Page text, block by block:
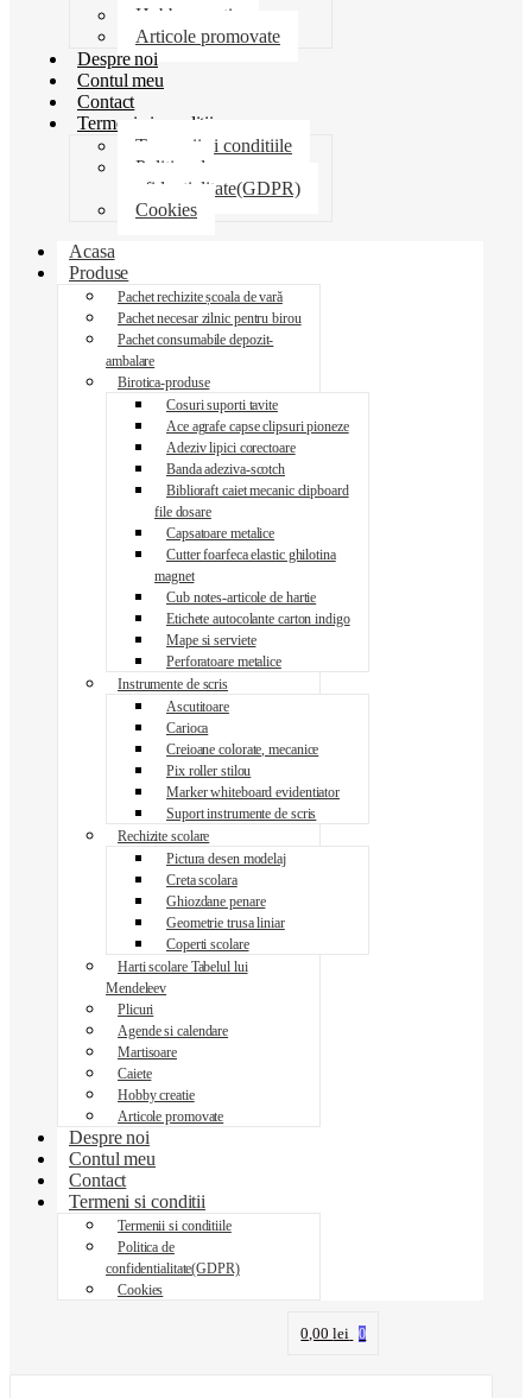
Hobby creatie
Articole promovate
Despre noi
Contul meu
Contact
Termeni si conditii
Termenii si conditiile
Politica de
confidentialitate(GDPR)
Cookies
Acasa
Produse
Pachet rechizite școala de vară
Pachet necesar zilnic pentru birou
Pachet consumabile depozit-
ambalare
Birotica-produse
Cosuri suporti tavite
Ace agrafe capse clipsuri pioneze
Adeziv lipici corectoare
Banda adeziva-scotch
Biblioraft caiet mecanic clipboard
file dosare
Capsatoare metalice
Cutter foarfeca elastic ghilotina
magnet
Cub notes-articole de hartie
Etichete autocolante carton indigo
Mape si serviete
Perforatoare metalice
Instrumente de scris
Ascutitoare
Carioca
Creioane colorate, mecanice
Pix roller stilou
Marker whiteboard evidentiator
Suport instrumente de scris
Rechizite scolare
Pictura desen modelaj
Creta scolara
Ghiozdane penare
Geometrie trusa liniar
Coperti scolare
Harti scolare Tabelul lui
Mendeleev
Plicuri
Agende si calendare
Martisoare
Caiete
Hobby creatie
Articole promovate
Despre noi
Contul meu
Contact
Termeni si conditii
Termenii si conditiile
Politica de
confidentialitate(GDPR)
Cookies
0,00lei 0